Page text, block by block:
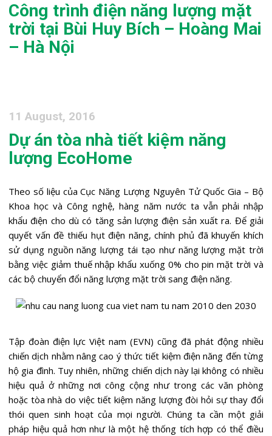
Công trình điện năng lượng mặt
trời tại Bùi Huy Bích – Hoàng Mai
– Hà Nội
11 August, 2016
Dự án tòa nhà tiết kiệm năng
lượng EcoHome
Theo số liệu của Cục Năng Lượng Nguyên Tử Quốc Gia – Bộ
Khoa học và Công nghệ, hàng năm nước ta vẫn phải nhập
khẩu điện cho dù có tăng sản lượng điện sản xuất ra. Để giải
quyết vấn đề thiếu hụt điện năng, chính phủ đã khuyến khích
sử dụng nguồn năng lượng tái tạo như năng lượng mặt trời
bằng việc giảm thuế nhập khẩu xuống 0% cho pin mặt trời và
các bộ chuyển đổi năng lượng mặt trời sang điện năng.
Tập đoàn điện lực Việt nam (EVN) cũng đã phát động nhiều
chiến dịch nhằm nâng cao ý thức tiết kiệm điện năng đến từng
hộ gia đình. Tuy nhiên, những chiến dịch này lại không có nhiều
hiệu quả ở những nơi công cộng như trong các văn phòng
hoặc tòa nhà do việc tiết kiệm năng lượng đòi hỏi sự thay đổi
thói quen sinh hoạt của mọi người. Chúng ta cần một giải
pháp hiệu quả hơn như là một hệ thống tích hợp có thể điều